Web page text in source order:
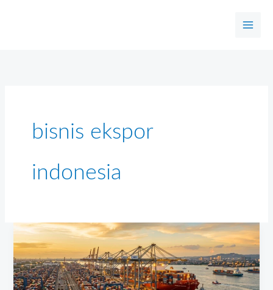
bisnis ekspor
indonesia
Strategi
Cerdas
Paham
Ekspor